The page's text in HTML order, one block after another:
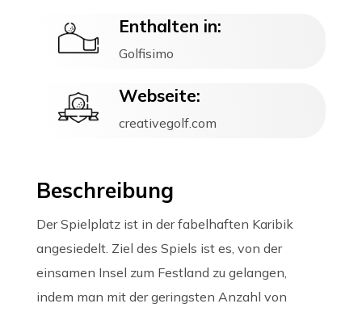
Enthalten in:
Golfisimo
Webseite:
creativegolf.com
Beschreibung
Der Spielplatz ist in der fabelhaften Karibik
angesiedelt. Ziel des Spiels ist es, von der
einsamen Insel zum Festland zu gelangen,
indem man mit der geringsten Anzahl von